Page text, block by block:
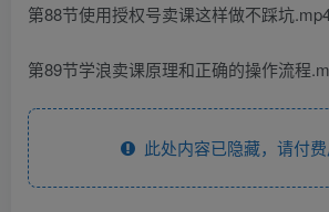
第88节使用授权号卖课这样做不踩坑
第89节学浪卖课原理和正确的操作流程
此处内容已隐藏，请付费